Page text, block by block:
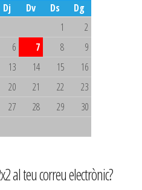
Dj Dv Ds
Dg
1
2
6 7 8
9
13 14 15
16
20 21 22
23
27 28 29
30
al teu correu electrònic?